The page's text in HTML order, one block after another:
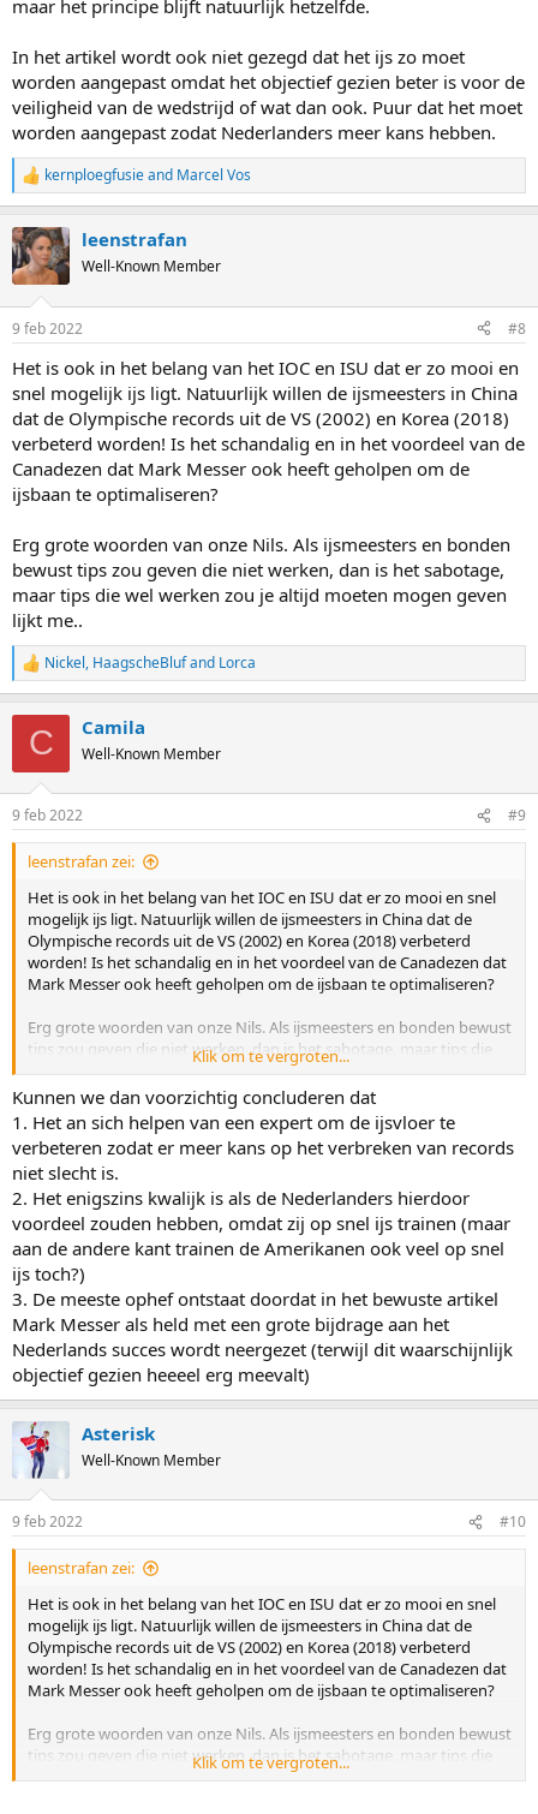
maar het principe blijft natuurlijk hetzelfde.
In het artikel wordt ook niet gezegd dat het ijs zo moet
worden aangepast omdat het objectief gezien beter is voor de
veiligheid van de wedstrijd of wat dan ook. Puur dat het moet
worden aangepast zodat Nederlanders meer kans hebben.
R
e
c
t
i
n
s
kernploegfusieand Marcel Vos
leenstrafan
Well-Known Member
9 feb 2022 #8
Het is ook in het belang van het IOC en ISU dat er zo mooi en
snel mogelijk ijs ligt. Natuurlijk willen de ijsmeesters in China
dat de Olympische records uit de VS (2002) en Korea (2018)
verbeterd worden! Is het schandalig en in het voordeel van de
Canadezen dat Mark Messer ook heeft geholpen om de
ijsbaan te optimaliseren?
Erg grote woorden van onze Nils. Als ijsmeesters en bonden
bewust tips zou geven die niet werken, dan is het sabotage,
maar tips die wel werken zou je altijd moeten mogen geven
lijkt me..
R
e
n
s
:
Nickel, HaagscheBlufand Lorca
C Camila
Well-Known Member
9 feb 2022 #9
leenstrafan zei:
Het is ook in het belang van het IOC en ISU dat er zo mooi en snel
mogelijk ijs ligt. Natuurlijk willen de ijsmeesters in China dat de
Olympische records uit de VS (2002) en Korea (2018) verbeterd
worden! Is het schandalig en in het voordeel van de Canadezen dat
Mark Messer ook heeft geholpen om de ijsbaan te optimaliseren?
Erg grote woorden van onze Nils. Als ijsmeesters en bonden bewust
tips zou geven die niet werken, dan is het sabotage, maar tips die
wel werken zou je altijd moeten mogen geven lijkt me..
Klik om te vergroten...
Kunnen we dan voorzichtig concluderen dat
1. Het an sich helpen van een expert om de ijsvloer te
verbeteren zodat er meer kans op het verbreken van records
niet slecht is.
2. Het enigszins kwalijk is als de Nederlanders hierdoor
voordeel zouden hebben, omdat zij op snel ijs trainen (maar
aan de andere kant trainen de Amerikanen ook veel op snel
ijs toch?)
3. De meeste ophef ontstaat doordat in het bewuste artikel
Mark Messer als held met een grote bijdrage aan het
Nederlands succes wordt neergezet (terwijl dit waarschijnlijk
objectief gezien heeeel erg meevalt)
Asterisk
Well-Known Member
9 feb 2022 #10
leenstrafan zei:
Het is ook in het belang van het IOC en ISU dat er zo mooi en snel
mogelijk ijs ligt. Natuurlijk willen de ijsmeesters in China dat de
Olympische records uit de VS (2002) en Korea (2018) verbeterd
worden! Is het schandalig en in het voordeel van de Canadezen dat
Mark Messer ook heeft geholpen om de ijsbaan te optimaliseren?
Erg grote woorden van onze Nils. Als ijsmeesters en bonden bewust
tips zou geven die niet werken, dan is het sabotage, maar tips die
wel werken zou je altijd moeten mogen geven lijkt me..
Klik om te vergroten...